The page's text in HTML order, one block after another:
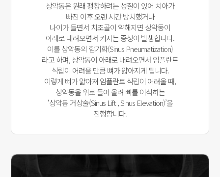
상악동은 원래 팽창하려는 성질이 있어 치아가
빠진 이후 오랜 시간 방치했거나
나이가 들면서 치조골이 약해지면 상악동이
아래로 내려오면서 커지는 증상이 발생합니다.
이를 상악동의 함기화(Sinus Pneumatization)
라고 하며, 상악동이 아래로 내려오면서 임플란트
식립이 어려울 만큼 뼈가 얇아지게 됩니다.
이렇게 뼈가 얇아져 임플란트 식립이 어려울 때,
상악동을 위로 들어 올려 뼈를 이식하는
‘상악동 거상술(Sinus Lift , Sinus Elevation)’을
진행합니다.